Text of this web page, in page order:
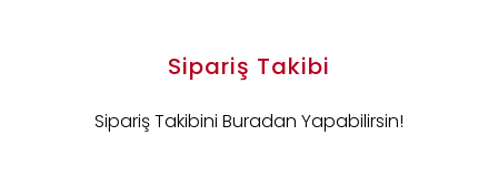
Sipariş Takibi
Sipariş Takibini Buradan Yapabilirsin!